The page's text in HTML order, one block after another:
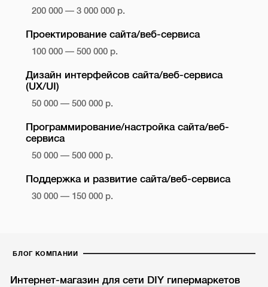
200 000 — 3 000 000 р.
Проектирование сайта/веб-сервиса
100 000 — 500 000 р.
Дизайн интерфейсов сайта/веб-сервиса
(UX/UI)
50 000 — 500 000 р.
Программирование/настройка сайта/веб-
сервиса
50 000 — 500 000 р.
Поддержка и развитие сайта/веб-сервиса
30 000 — 150 000 р.
БЛОГ КОМПАНИИ
Интернет-магазин для сети DIY гипермаркетов